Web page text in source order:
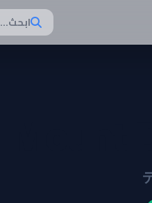
ابحث...